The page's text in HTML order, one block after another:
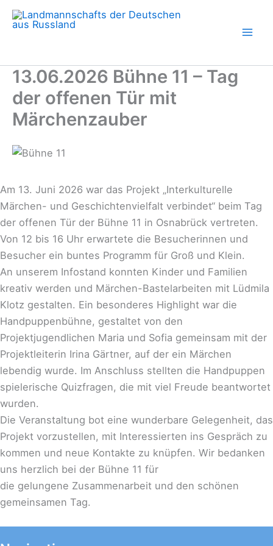
Zum
Inhalt
13.06.2026 Bühne 11 – Tag
der offenen Tür mit
Märchenzauber
Am 13. Juni 2026 war das Projekt „Interkulturelle
Märchen- und Geschichtenvielfalt verbindet“ beim Tag
der offenen Tür der Bühne 11 in Osnabrück vertreten.
Von 12 bis 16 Uhr erwartete die Besucherinnen und
Besucher ein buntes Programm für Groß und Klein.
An unserem Infostand konnten Kinder und Familien
kreativ werden und Märchen-Bastelarbeiten mit Lüdmila
Klotz gestalten. Ein besonderes Highlight war die
Handpuppenbühne, gestaltet von den
Projektjugendlichen Maria und Sofia gemeinsam mit der
Projektleiterin Irina Gärtner, auf der ein Märchen
lebendig wurde. Im Anschluss stellten die Handpuppen
spielerische Quizfragen, die mit viel Freude beantwortet
wurden.
Die Veranstaltung bot eine wunderbare Gelegenheit, das
Projekt vorzustellen, mit Interessierten ins Gespräch zu
kommen und neue Kontakte zu knüpfen. Wir bedanken
uns herzlich bei der Bühne 11 für
die gelungene Zusammenarbeit und den schönen
gemeinsamen Tag.